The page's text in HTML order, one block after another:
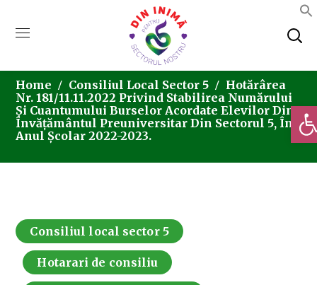
Home Consiliul Local Sector 5
Hotărârea
Nr. 181/11.11.2022 Privind Stabilirea Numărului
Şi Cuantumului Burselor Acordate Elevilor Din
Învăţământul Preuniversitar Din Sectorul 5, În
Anul Şcolar 2022-2023.
Consiliul local sector 5
Hotarari de consiliu